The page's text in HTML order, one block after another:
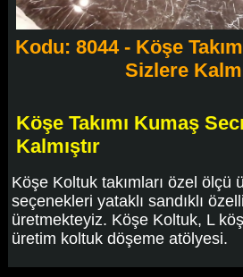
Kodu: 8044 - Köşe
Sizlere
Köşe Takımı Kumaş
Kalmıştır
Köşe Koltuk takımları özel ölçü
seçenekleri yataklı sandıklı
üretmekteyiz. Köşe Koltuk, L
üretim koltuk döşeme atölyesi.